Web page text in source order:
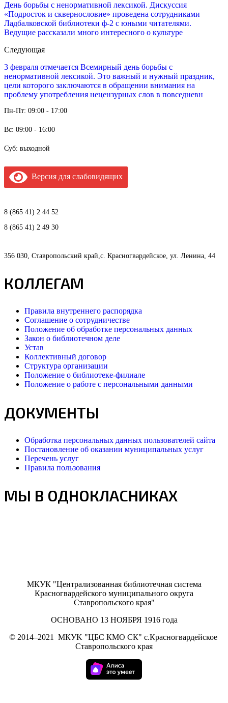
День борьбы с ненормативной лексикой. Дискуссия
«Подросток и сквернословие» проведена сотрудниками
Ладбалковской библиотеки ф-2 с юными читателями.
Ведущие рассказали много интересного о культуре
Следующая
3 февраля отмечается Всемирный день борьбы с
ненормативной лексикой. Это важный и нужный праздник,
цели которого заключаются в обращении внимания на
проблему употребления нецензурных слов в повседневн
Пн-Пт: 09:00 - 17:00
Вс: 09:00 - 16:00
Суб: выходной
Версия для слабовидящих
8 (865 41) 2 44 52
8 (865 41) 2 49 30
356 030, Ставропольский край,с. Красногвардейское, ул. Ленина, 44
КОЛЛЕГАМ
Правила внутреннего распорядка
Соглашение о сотрудничестве
Положение об обработке персональных данных
Закон о библиотечном деле
Устав
Коллективный договор
Структура организации
Положение о библиотеке-филиале
Положение о работе с персональными данными
ДОКУМЕНТЫ
Обработка персональных данных пользователей сайта
Постановление об оказании муниципальных услуг
Перечень услуг
Правила пользования
МЫ В ОДНОКЛАСНИКАХ
МКУК "Централизованная библиотечная система
Красногвардейского муниципального округа
Ставропольского края"
ОСНОВАНО 13 НОЯБРЯ 1916 года
© 2014–2021
МКУK "ЦБС КМО СК" с.Красногвардейское
Ставропольского края